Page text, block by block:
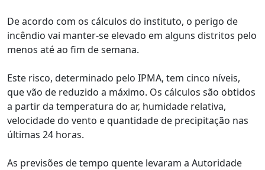
De acordo com os cálculos do instituto, o perigo de
incêndio vai manter-se elevado em alguns distritos pelo
menos até ao fim de semana.
Este risco, determinado pelo IPMA, tem cinco níveis,
que vão de reduzido a máximo. Os cálculos são obtidos
a partir da temperatura do ar, humidade relativa,
velocidade do vento e quantidade de precipitação nas
últimas 24 horas.
As previsões de tempo quente levaram a Autoridade